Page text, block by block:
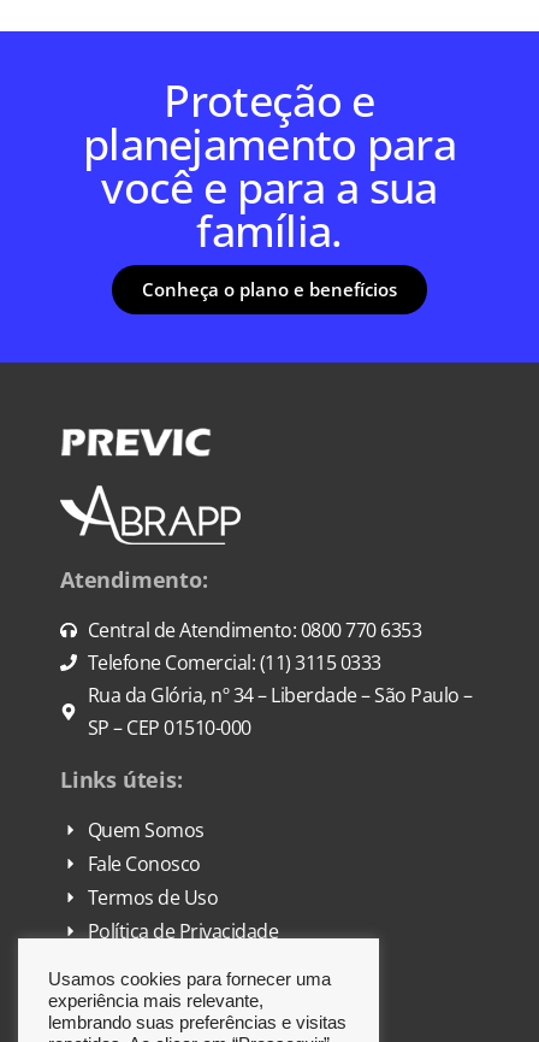
Proteção e
planejamento para
você e para a sua
família.
Conheça o plano e benefícios
Atendimento:
Central de Atendimento: 0800 770 6353
Telefone Comercial: (11) 3115 0333
Rua da Glória, nº 34 – Liberdade – São Paulo –
SP – CEP 01510-000
Links úteis:
Quem Somos
Fale Conosco
Termos de Uso
Política de Privacidade
DPO
Usamos cookies para fornecer uma
experiência mais relevante,
lembrando suas preferências e visitas